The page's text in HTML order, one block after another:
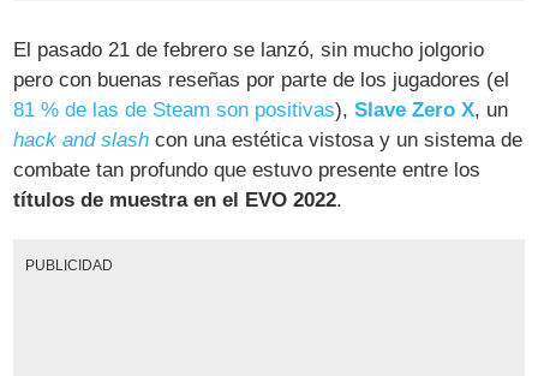
El pasado 21 de febrero se lanzó, sin mucho jolgorio
pero con buenas reseñas por parte de los jugadores (el
81 % de las de Steam son positivas),Slave Zero X, un
hack and slash con una estética vistosa y un sistema de
combate tan profundo que estuvo presente entre los
títulos de muestra en el EVO 2022.
PUBLICIDAD